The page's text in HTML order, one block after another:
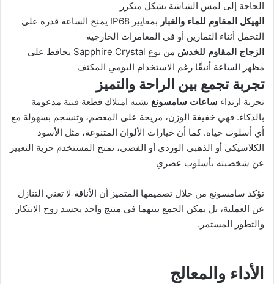
الحاجة إلى لمس الشاشة بشكل متكرر
الهيكل المقاوم للماء والغبار
بمعايير IP68 يمنح الساعة قدرة على
التحمل أثناء التمارين أو في المغامرات الخارجية
الزجاج المقاوم للخدش
من نوع Sapphire Crystal يحافظ على
مظهر الساعة أنيقًا رغم الاستخدام اليومي المكثف
تجربة تجمع بين الراحة والتميز
تجربة ارتداء ساعات سامسونغ تشبه امتلاك قطعة فنية مدعومة
بالذكاء. فهي خفيفة الوزن، مريحة على المعصم، وتنسجم بسهولة مع
أي أسلوب حياة. كما أن خيارات الألوان المتنوعة، مثل الأسود
الكلاسيكي أو الذهبي الوردي أو الفضي، تمنح المستخدم حرية التعبير
عن شخصيته بأسلوب عصري
تؤكد سامسونغ من خلال تصميمها المتميز أن الأناقة لا تعني التنازل
عن العملية، بل يمكن الجمع بينهما في منتج واحد يجسد روح الابتكار
والتطور المستمر.
الأداء والمعالج